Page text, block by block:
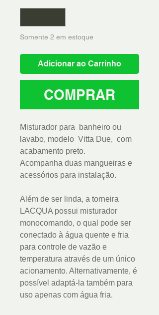
Somente 2 em estoque
Adicionar ao Carrinho
COMPRAR
Misturador para banheiro ou
lavabo, modelo Vitta Due, com
acabamento preto.
Acompanha duas mangueiras e
acessórios para instalação.
Além de ser linda, a torneira
LACQUA possui misturador
monocomando, o qual pode ser
conectado à água quente e fria
para controle de vazão e
temperatura através de um único
acionamento. Alternativamente, é
possível adaptá-la também para
uso apenas com água fria.